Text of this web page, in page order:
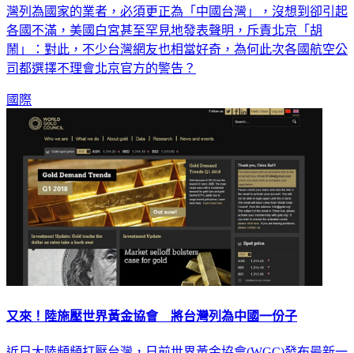
灣列為國家的業者，必須更正為「中國台灣」，沒想到卻引起
各國不滿，美國白宮甚至罕見地發表聲明，斥責北京「胡
鬧」：對此，不少台灣網友也相當好奇，為何此次各國航空公
司都選擇不理會北京官方的警告？
國際
又來！陸施壓世界黃金協會 將台灣列為中國一份子